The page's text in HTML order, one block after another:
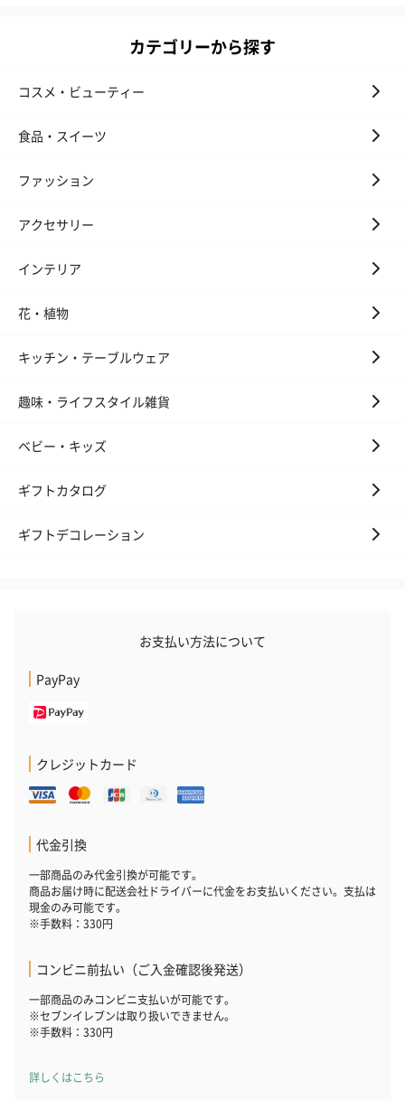
カテゴリーから探す
コスメ・ビューティー
食品・スイーツ
ファッション
アクセサリー
インテリア
花・植物
キッチン・テーブルウェア
趣味・ライフスタイル雑貨
ベビー・キッズ
ギフトカタログ
ギフトデコレーション
お支払い方法について
PayPay
クレジットカード
代金引換
一部商品のみ代金引換が可能です。
商品お届け時に配送会社ドライバーに代金をお支払いください。支払は
現金のみ可能です。
※手数料：330円
コンビニ前払い（ご入金確認後発送）
一部商品のみコンビニ支払いが可能です。
※セブンイレブンは取り扱いできません。
※手数料：330円
詳しくはこちら